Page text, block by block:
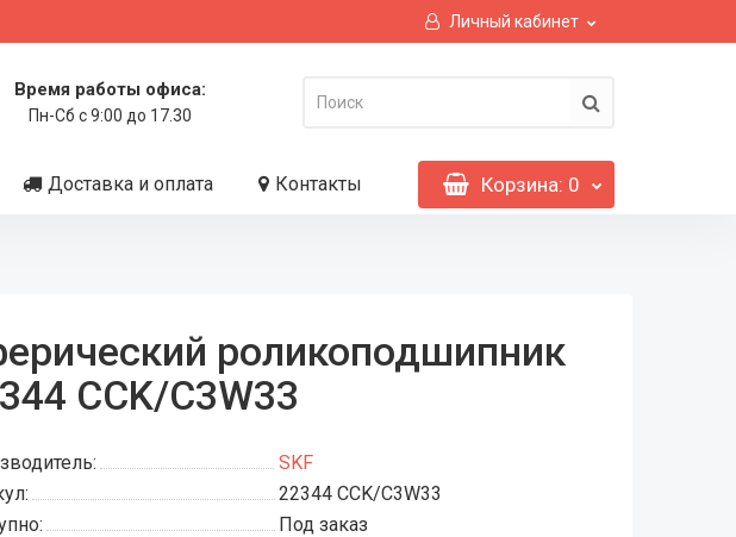
Личный кабинет
Время работы офиса:
Пн-Сб с 9:00 до 17.30
Доставка и оплата Контакты Корзина: 0
роликоподшипник
CCK/C3W33
SKF
22344 CCK/C3W33
Под заказ